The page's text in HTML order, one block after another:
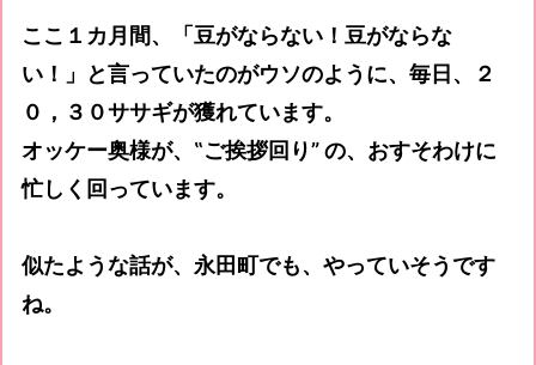
ここ１カ月間、「豆がならない！豆がならな
い！」と言っていたのがウソのように、毎日、２
０，３０ササギが獲れています。
オッケー奥様が、‟ご挨拶回り” の、おすそわけに
忙しく回っています。
似たような話が、永田町でも、やっていそうです
ね。